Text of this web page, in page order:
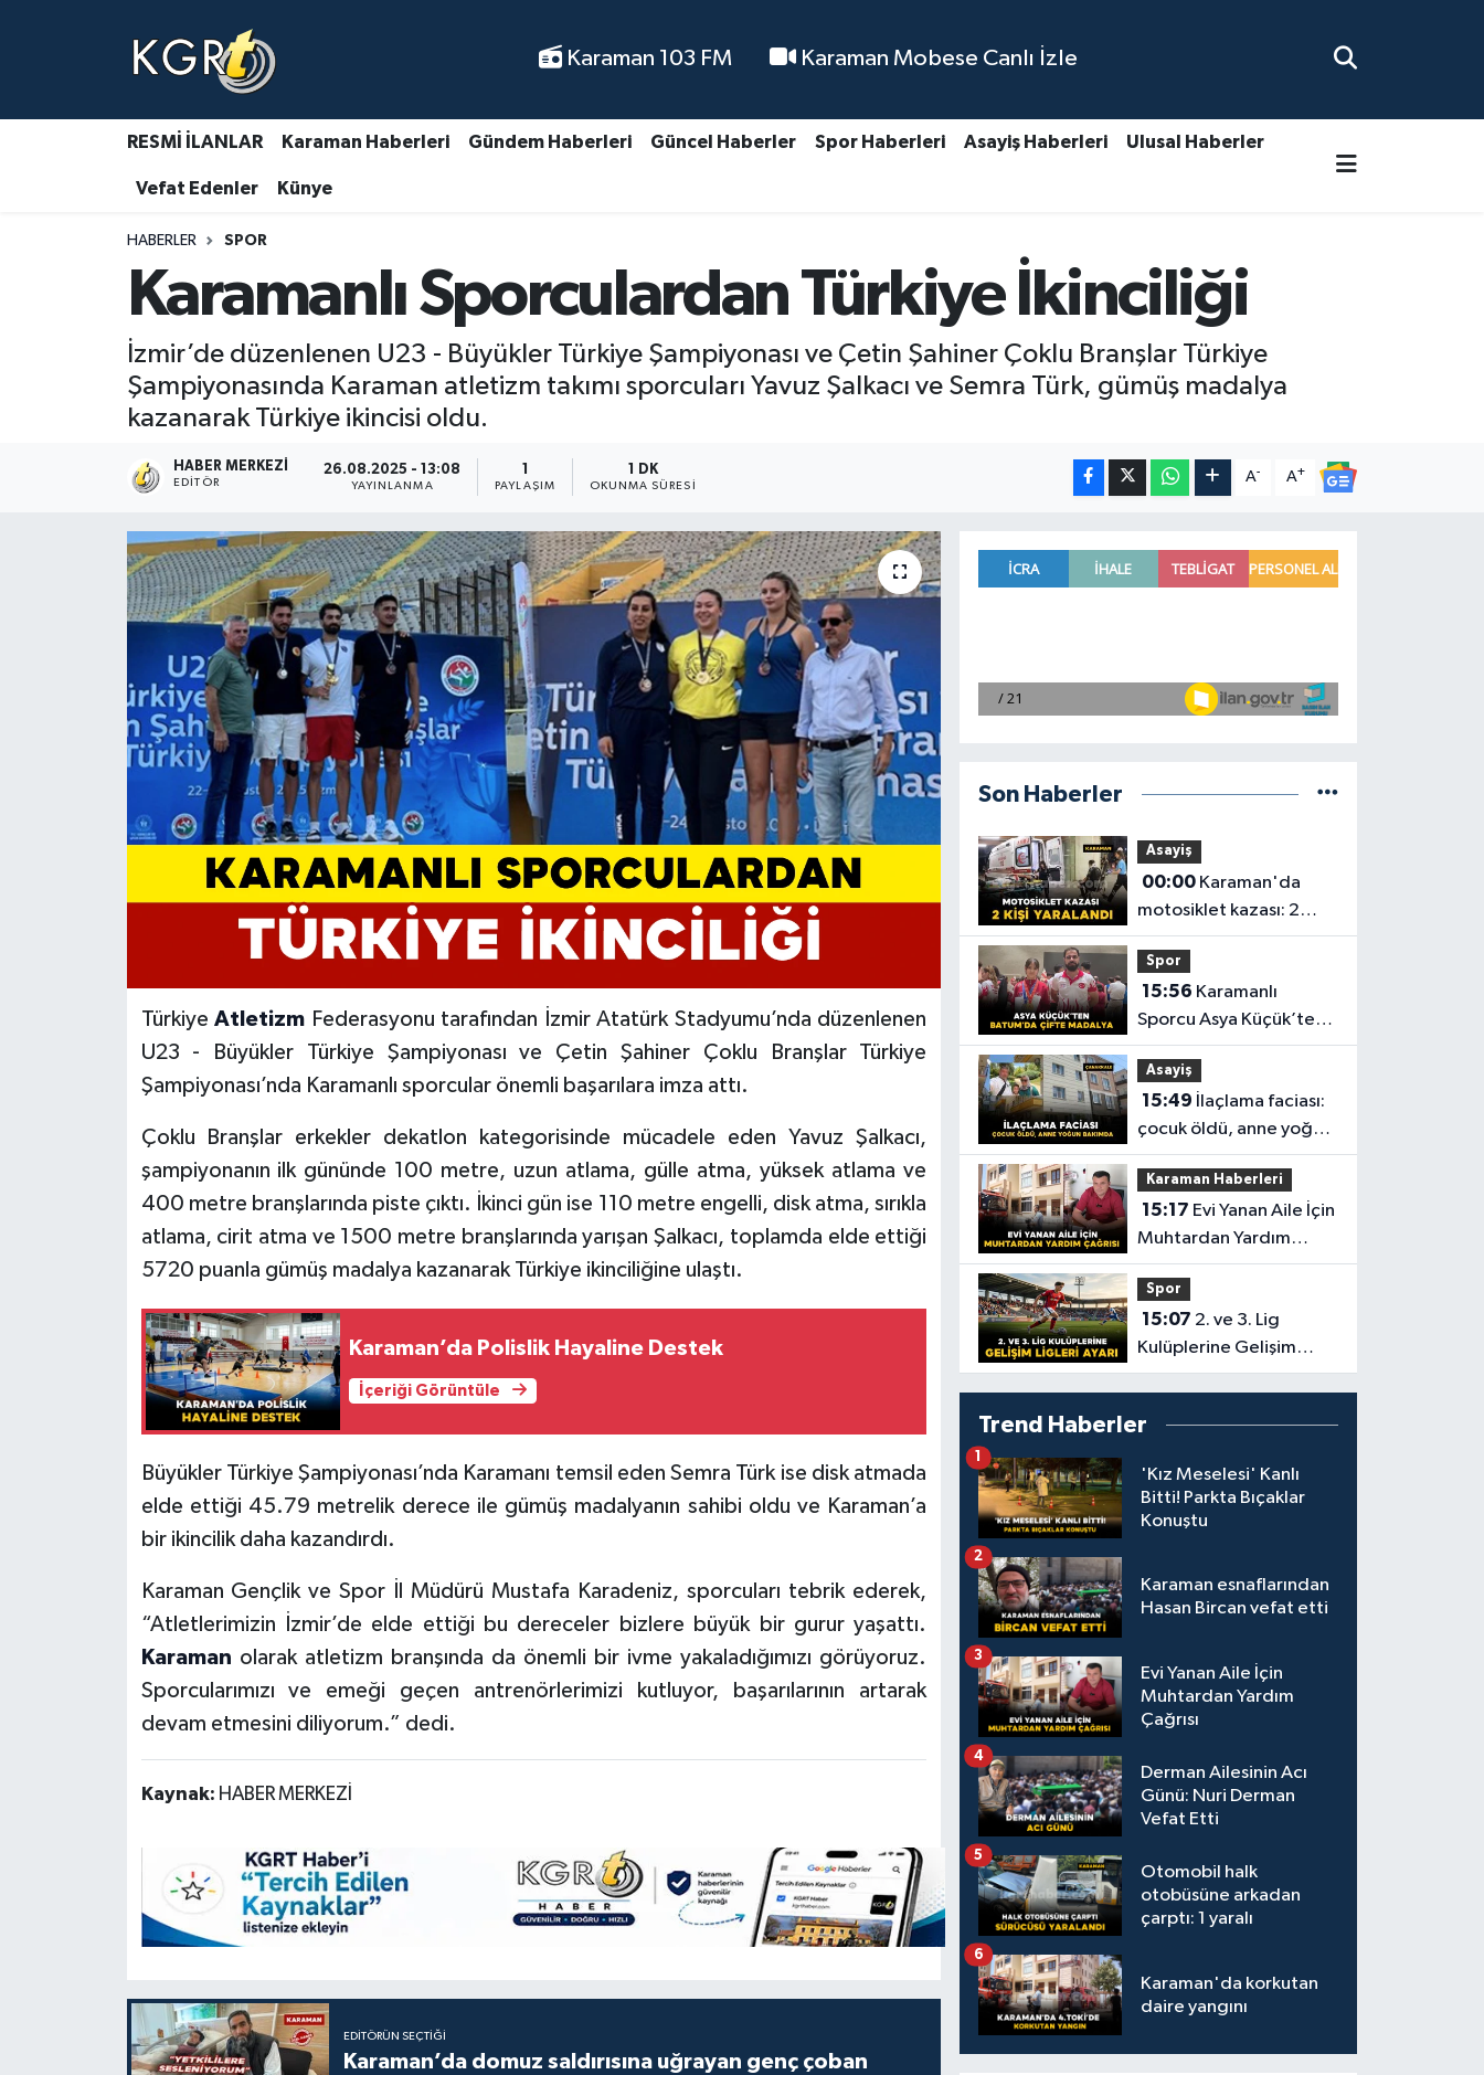
Karaman 103 FM Karaman Mobese Canlı İzle
RESMİ İLANLAR Karaman Haberleri Gündem Haberleri Güncel Haberler Spor Haberleri Asayiş Haberleri Ulusal Haberler
Vefat Edenler Künye
HABERLER SPOR
Karamanlı Sporculardan Türkiye İkinciliği
İzmir’de düzenlenen U23 - Büyükler Türkiye Şampiyonası ve Çetin Şahiner Çoklu Branşlar Türkiye
Şampiyonasında Karaman atletizm takımı sporcuları Yavuz Şalkacı ve Semra Türk, gümüş madalya
kazanarak Türkiye ikincisi oldu.
HABER MERKEZI
EDITÖR
26.08.2025 - 13:08
YAYINLANMA
1
PAYLAŞIM
1 DK
OKUNMA SÜRESI
A- A+
TürkiyeAtletizm Federasyonu tarafından İzmir Atatürk Stadyumu’nda düzenlenen
U23 - Büyükler Türkiye Şampiyonası ve Çetin Şahiner Çoklu Branşlar Türkiye
Şampiyonası’nda Karamanlı sporcular önemli başarılara imza attı.
Çoklu Branşlar erkekler dekatlon kategorisinde mücadele eden Yavuz Şalkacı,
şampiyonanın ilk gününde 100 metre, uzun atlama, gülle atma, yüksek atlama ve
400 metre branşlarında piste çıktı. İkinci gün ise 110 metre engelli, disk atma, sırıkla
atlama, cirit atma ve 1500 metre branşlarında yarışan Şalkacı, toplamda elde ettiği
5720 puanla gümüş madalya kazanarak Türkiye ikinciliğine ulaştı.
Karaman’da Polislik Hayaline Destek
İçeriği Görüntüle
Büyükler Türkiye Şampiyonası’nda Karamanı temsil eden Semra Türk ise disk atmada
elde ettiği 45.79 metrelik derece ile gümüş madalyanın sahibi oldu ve Karaman’a
bir ikincilik daha kazandırdı.
Karaman Gençlik ve Spor İl Müdürü Mustafa Karadeniz, sporcuları tebrik ederek,
“Atletlerimizin İzmir’de elde ettiği bu dereceler bizlere büyük bir gurur yaşattı.
Karaman olarak atletizm branşında da önemli bir ivme yakaladığımızı görüyoruz.
Sporcularımızı ve emeği geçen antrenörlerimizi kutluyor, başarılarının artarak
devam etmesini diliyorum.” dedi.
Kaynak: HABER MERKEZİ
EDITÖRÜN SEÇTIĞI
Karaman’da domuz saldırısına uğrayan genç çoban
Son Haberler
Asayiş
00:00Karaman'da
motosiklet kazası: 2
yaralı
Spor
15:56
Sporcu Asya Küçük’ten
Batum’da Çifte Madalya
Asayiş
15:49
çocuk öldü, anne yoğun
bakımda
Karaman Haberleri
15:17
Muhtardan Yardım
Çağrısı
Spor
15:07
Kulüplerine Gelişim
Ligleri Ayarı
Trend Haberler
'Kız Meselesi' Kanlı
Bitti! Parkta Bıçaklar
Konuştu
1
Karaman esnaflarından
Hasan Bircan vefat etti
2
Evi Yanan Aile İçin
Muhtardan Yardım
Çağrısı
3
Derman Ailesinin Acı
Günü: Nuri Derman
Vefat Etti
4
Otomobil halk
otobüsüne arkadan
çarptı: 1 yaralı
5
Karaman'da korkutan
daire yangını
6
Karaman Haberleri
Gündem Haberleri
Güncel Haberler
Asayiş Haberleri
Ulusal Haberler
Vefat Edenler